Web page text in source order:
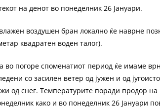
на денот во понеделник 26 Јануари.
воздушен бран локално ќе наврне
квадратен воден талог).
во погоре споменатиот период ќе имаме
со засилен ветер од јужен и од
од снег. Температурите поради продор на
како и во понеделник 26 Јануари